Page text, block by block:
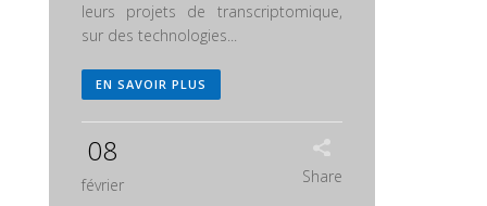
leurs projets de transcriptomique,
sur des technologies...
EN SAVOIR PLUS
08
février Share